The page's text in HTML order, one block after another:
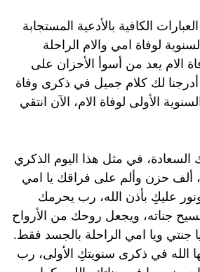
الكافية بالأدعية المستجابة
لوفاة امي والام الراحلة
الام يعد من أسوأ الأحزان على
لك كلام جميل في ذكرى وفاة
الأولى لوفاة الام، الآن انتقي
في مثل هذا اليوم الذكري
ألف حزن وألم على فراقك يا امي
عليكِ بأذن الله، رب يحرمك
جناته، ويجعل روحك من الأرواح
جنتي ويا امي الراحلة بالجسد فقط.
الله في ذكرى سنويتكِ الأولى، رب